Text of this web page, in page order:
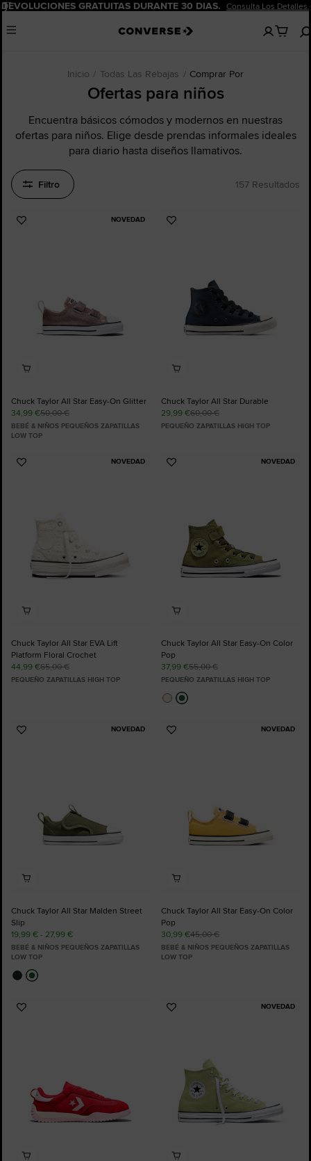
Pausar GRATUITAS DURANTE 30 DÍAS. Consulta Los Detalles.
Menu
No
hay
Inicio Todas Las Rebajas Comprar Por
Ofertas para niños
Encuentra básicos cómodos y modernos en nuestras
ofertas para niños. Elige desde prendas informales ideales
para diario hasta diseños llamativos.
Filtro 157 Resultados
NOVEDAD
Añadir
Chuck Taylor All Star Easy-On Glitter
34,99 €50,00 €
BEBÉ & NIÑOS PEQUEÑOS ZAPATILLAS
LOW TOP
Añadir
Chuck Taylor All Star Durable
29,99 €60,00 €
PEQUEÑO ZAPATILLAS HIGH TOP
NOVEDAD
Añadir
Chuck Taylor All Star EVA Lift
Platform Floral Crochet
44,99 €65,00 €
PEQUEÑO ZAPATILLAS HIGH TOP
NOVEDAD
Añadir
Chuck Taylor All Star Easy-On Color
Pop
37,99 €55,00 €
PEQUEÑO ZAPATILLAS HIGH TOP
NOVEDAD
Añadir
Chuck Taylor All Star Malden Street
Slip
19,99 € - 27,99 €
BEBÉ & NIÑOS PEQUEÑOS ZAPATILLAS
LOW TOP
NOVEDAD
Añadir
Chuck Taylor All Star Easy-On Color
Pop
30,99 €45,00 €
BEBÉ & NIÑOS PEQUEÑOS ZAPATILLAS
LOW TOP
Añadir
NOVEDAD
Añadir